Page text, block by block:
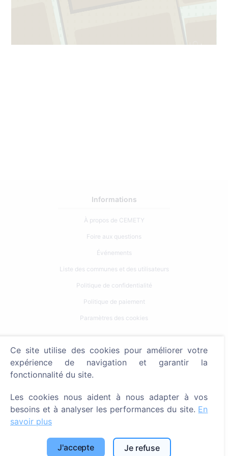
65
1
Informations
À propos de CEMETY
Foire aux questions
Événements
Liste des communes et des utilisateurs
Politique de confidentialité
Politique de paiement
Paramètres des cookies
Rechercher des défunts
Rechercher des cimetières
Services
SIA "CEMETY", LV40103618951
Ce site utilise des cookies pour améliorer votre
expérience de navigation et garantir la
fonctionnalité du site.
Les cookies nous aident à nous adapter à vos
besoins et à analyser les performances du site. En
savoir plus
J'accepte Je refuse